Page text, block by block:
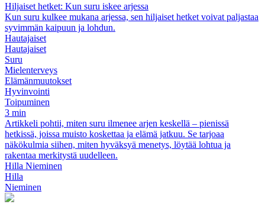
Hiljaiset hetket: Kun suru iskee arjessa
Kun suru kulkee mukana arjessa, sen hiljaiset hetket voivat paljastaa
syvimmän kaipuun ja lohdun.
Hautajaiset
Hautajaiset
Suru
Mielenterveys
Elämänmuutokset
Hyvinvointi
Toipuminen
3 min
Artikkeli pohtii, miten suru ilmenee arjen keskellä – pienissä
hetkissä, joissa muisto koskettaa ja elämä jatkuu. Se tarjoaa
näkökulmia siihen, miten hyväksyä menetys, löytää lohtua ja
rakentaa merkitystä uudelleen.
Hilla Nieminen
Hilla
Nieminen